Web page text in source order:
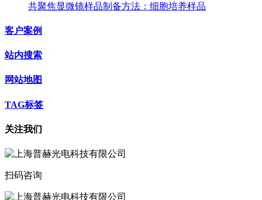
共聚焦显微镜样品制备方法：细胞培养样品
客户案例
站内搜索
网站地图
TAG标签
关注我们
扫码咨询